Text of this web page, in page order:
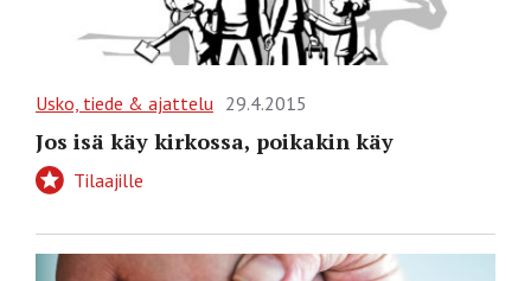
Usko, tiede & ajattelu 29.4.2015
Jos isä käy kirkossa, poikakin käy
Tilaajille